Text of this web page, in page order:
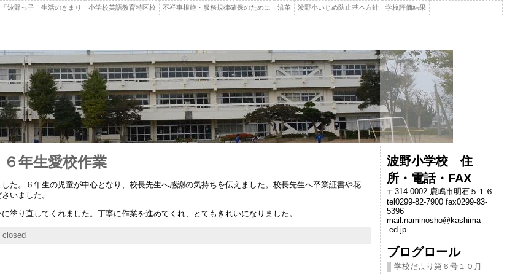
「波野っ子」生活のきまり 小学校英語教育特区校 不祥事根絶・服務規律確保のために 沿革 波野小いじめ防止基本方針 学校評価結果
年生愛校作業
た。６年生の児童が中心となり、校長先生へ感謝の気持ちを伝えました。校長先生へ卒業証書や花
いました。
塗り直してくれました。丁寧に作業を進めてくれ、とてもきれいになりました。
closed
波野小学校 住
所・電話・FAX
〒314-0002 鹿嶋市明石５１６
tel0299-82-7900 fax0299-83-
5396
mail:naminosho@kashima
.ed.jp
ブログロール
学校だより第６号１０月